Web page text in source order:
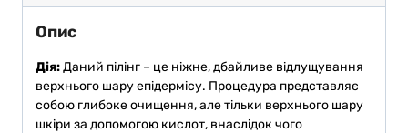
Опис
Дія:Даний пілінг – це ніжне, дбайливе відлущування
верхнього шару епідермісу. Процедура представляє
собою глибоке очищення, але тільки верхнього шару
шкіри за допомогою кислот, внаслідок чого